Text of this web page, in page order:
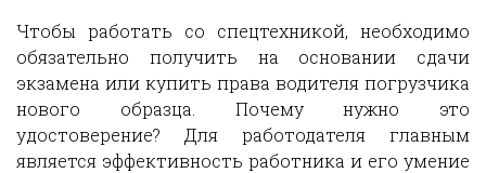
Чтобы работать со спецтехникой, необходимо
обязательно получить на основании сдачи
экзамена или купить права водителя погрузчика
нового образца. Почему нужно это
удостоверение? Для работодателя главным
является эффективность работника и его умение